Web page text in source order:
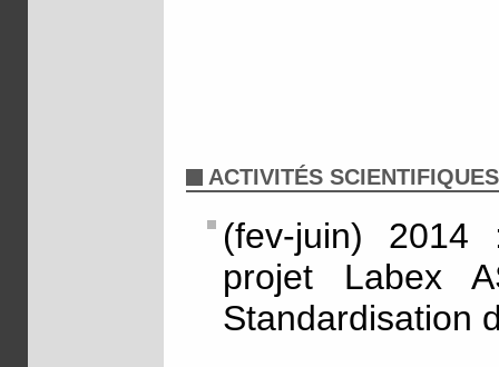
ACTIVITÉS SCIENTIFIQUES
(fev-juin) 2014
projet Labex
Standardisation